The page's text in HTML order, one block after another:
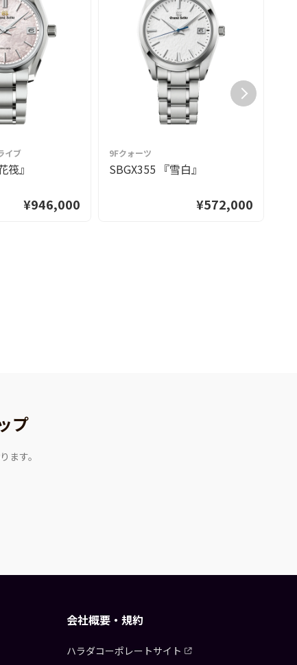
イブ
筏』
¥946,000
9Fクォーツ
SBGX355 『雪白』
¥572,000
プ
ます。
会社概要・規約
ハラダコーポレートサイト